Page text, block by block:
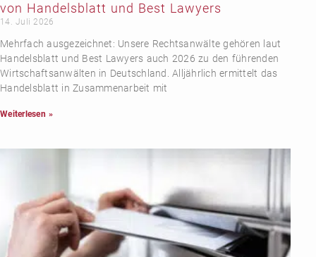
von Handelsblatt und Best Lawyers
14. Juli 2026
Mehrfach ausgezeichnet: Unsere Rechtsanwälte gehören laut
Handelsblatt und Best Lawyers auch 2026 zu den führenden
Wirtschaftsanwälten in Deutschland. Alljährlich ermittelt das
Handelsblatt in Zusammenarbeit mit
Weiterlesen »